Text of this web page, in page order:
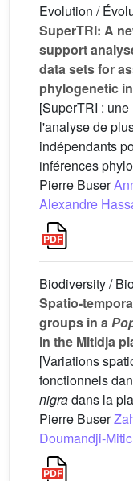
Evolution /
SuperTRI: A
support
data sets for
phylogenetic
[SuperTRI :
l'analyse de
indépendants
inférences
Pierre Buser
Alexandre
Biodiversity /
Spatio-
groups in a
in the Mitidja
[Variations
fonctionnels
nigradans la
Pierre Buser
Doumandji-